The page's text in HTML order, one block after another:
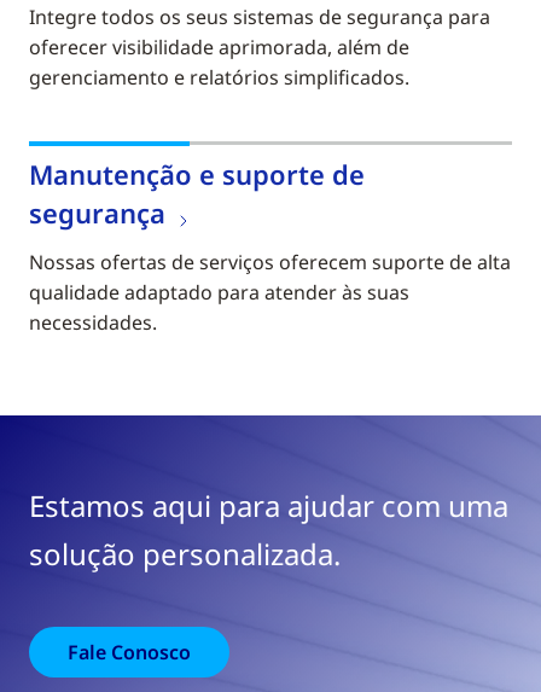
Integre todos os seus sistemas de segurança para
oferecer visibilidade aprimorada, além de
gerenciamento e relatórios simplificados.
Manutenção e suporte de
segurança
Nossas ofertas de serviços oferecem suporte de alta
qualidade adaptado para atender às suas
necessidades.
Estamos aqui para ajudar com uma
solução personalizada.
Fale Conosco